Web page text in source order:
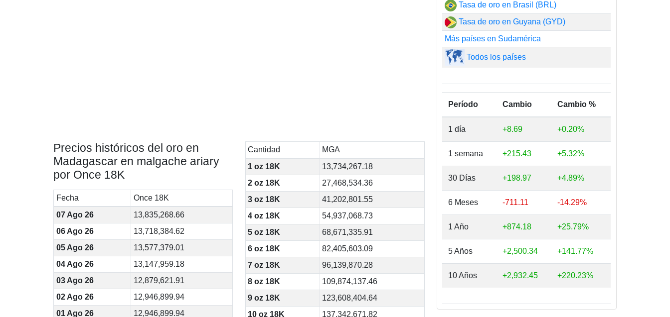
Precios históricos del oro en
Madagascar en malgache ariary
por Once 18K
Fecha
Once 18K
07 Ago 26
13,835,268.66
06 Ago 26
13,718,384.62
05 Ago 26
13,577,379.01
04 Ago 26
13,147,959.18
03 Ago 26
12,879,621.91
02 Ago 26
12,946,899.94
01 Ago 26
12,946,899.94
Cantidad
MGA
1 oz 18K
13,734,267.18
2 oz 18K
27,468,534.36
3 oz 18K
41,202,801.55
4 oz 18K
54,937,068.73
5 oz 18K
68,671,335.91
6 oz 18K
82,405,603.09
7 oz 18K
96,139,870.28
8 oz 18K
109,874,137.46
9 oz 18K
123,608,404.64
10 oz 18K
137,342,671.82
Tasa de oro en Brasil (BRL)
Tasa de oro en Guyana (GYD)
Más países en Sudamérica
Todos los países
Período Cambio Cambio %
1 día +8.69 +0.20%
1 semana +215.43 +5.32%
30 Días +198.97 +4.89%
6 Meses -711.11 -14.29%
1 Año +874.18 +25.79%
5 Años +2,500.34 +141.77%
10 Años +2,932.45 +220.23%